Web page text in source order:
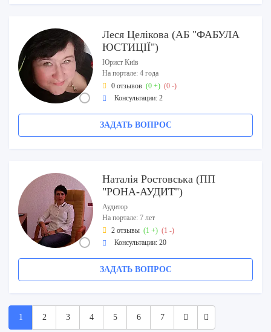
Леся Целікова (АБ "ФАБУЛА
ЮСТИЦІЇ")
Юрист Київ
На портале: 4 года
0 отзывов (0 +) (0 -)
Консультации: 2
ЗАДАТЬ ВОПРОС
Наталія Ростовська (ПП
"РОНА-АУДИТ")
Аудитор
На портале: 7 лет
2 отзывы (1 +) (1 -)
Консультации: 20
ЗАДАТЬ ВОПРОС
1 2 3 4 5 6 7